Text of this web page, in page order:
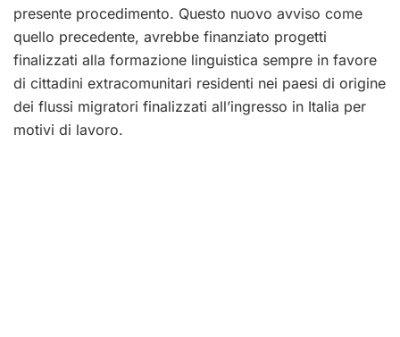
presente procedimento. Questo nuovo avviso come
quello precedente, avrebbe finanziato progetti
finalizzati alla formazione linguistica sempre in favore
di cittadini extracomunitari residenti nei paesi di origine
dei flussi migratori finalizzati all’ingresso in Italia per
motivi di lavoro.